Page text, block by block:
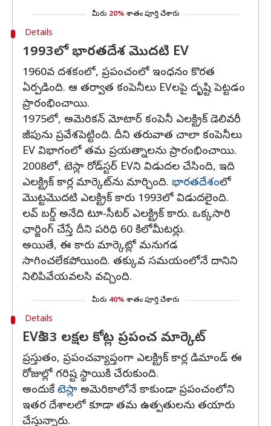
మీరు 20% శాతం పూర్తి చేశారు
Details
1993లో భారతదేశ మొదటి EV
1960వ దశకంలో, ప్రపంచంలో ఇంధనం కొరత
ఏర్పడింది. ఆ తర్వాత కంపెనీలు EVలపై దృష్టి పెట్టడం
ప్రారంభించాయి.
1975లో, అమెరికన్ మోటార్ కంపెనీ ఎలక్ట్రిక్ డెలివరీ
జీపును ప్రవేశపెట్టింది. దీని తరువాత చాలా కంపెనీలు
EV విభాగంలో తమ ప్రయత్నాలను ప్రారంభించాయి.
2008లో, టెస్లా రోడ్‌స్టర్ EVని విడుదల చేసింది, ఇది
ఎలక్ట్రిక్ కార్ల మార్కెట్‌ను మార్చింది. భారతదేశంలో
మొట్టమొదటి ఎలక్ట్రిక్ కారు 1993లో విడుదలైంది.
లవ్ బర్డ్ అనేది టూ-సీటర్ ఎలక్ట్రిక్ కారు. ఒక్కసారి
ఛార్జింగ్ చేస్తే దీని పరిధి 60 కిలోమీటర్లు.
అయితే, ఈ కారు మార్కెట్లో మనుగడ
సాగించలేకపోయింది. తక్కువ సమయంలోనే దానిని
నిలిపివేయవలసి వచ్చింది.
మీరు 40% శాతం పూర్తి చేశారు
Details
EVకి 33 లక్షల కోట్ల ప్రపంచ మార్కెట్
ప్రస్తుతం, ప్రపంచవ్యాప్తంగా ఎలక్ట్రిక్ కార్ల డిమాండ్ ఈ
రోజుల్లో గరిష్ట స్థాయికి చేరుకుంది.
అందుకే టెస్లా అమెరికాలోనే కాకుండా ప్రపంచంలోని
ఇతర దేశాలలో కూడా తమ ఉత్పతులను తయారు
చేస్తున్నారు.